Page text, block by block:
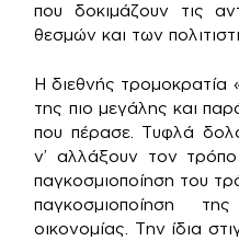
που δοκιμάζουν τις
θεσμών και των
Η διεθνής τρομοκρατία
της πιο μεγάλης και
που πέρασε. Τυφλά
ν’ αλλάξουν τον
παγκοσμιοποίηση του
παγκοσμιοποίηση
οικονομίας. Την ίδια